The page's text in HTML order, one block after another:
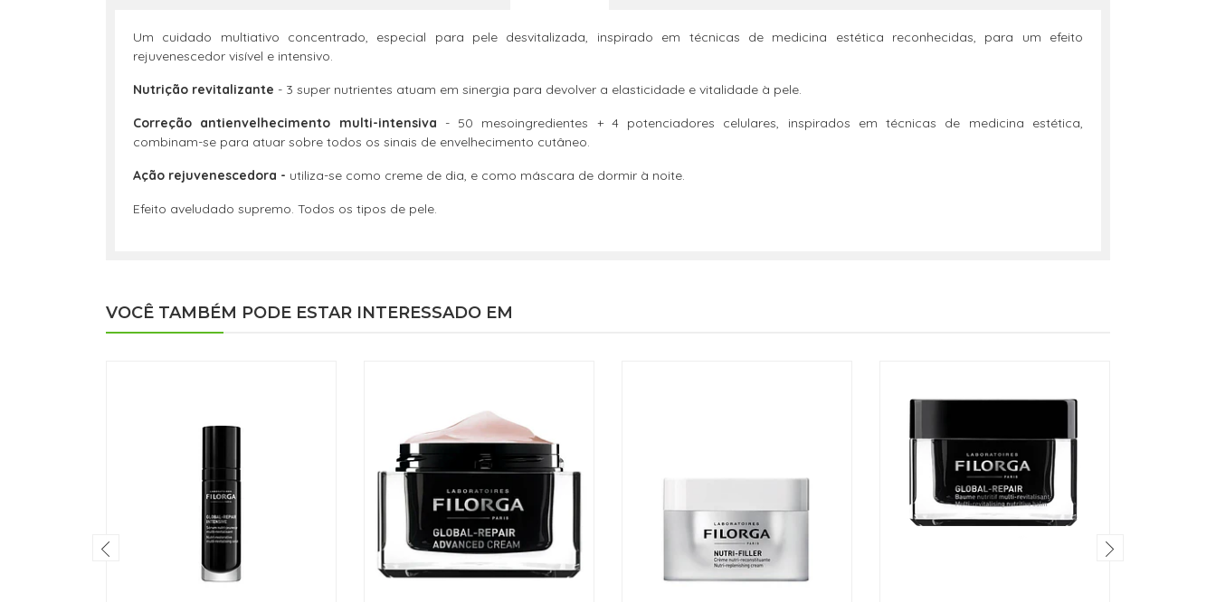
Um cuidado multiativo concentrado, especial para pele desvitalizada, inspirado em técnicas de medicina estética reconhecidas, para um efeito
rejuvenescedor visível e intensivo.
Nutrição revitalizante - 3 super nutrientes atuam em sinergia para devolver a elasticidade e vitalidade à pele.
Correção antienvelhecimento multi-intensiva - 50 mesoingredientes + 4 potenciadores celulares, inspirados em técnicas de medicina estética,
combinam-se para atuar sobre todos os sinais de envelhecimento cutâneo.
Ação rejuvenescedora - utiliza-se como creme de dia, e como máscara de dormir à noite.
Efeito aveludado supremo. Todos os tipos de pele.
VOCÊ TAMBÉM PODE ESTAR INTERESSADO EM